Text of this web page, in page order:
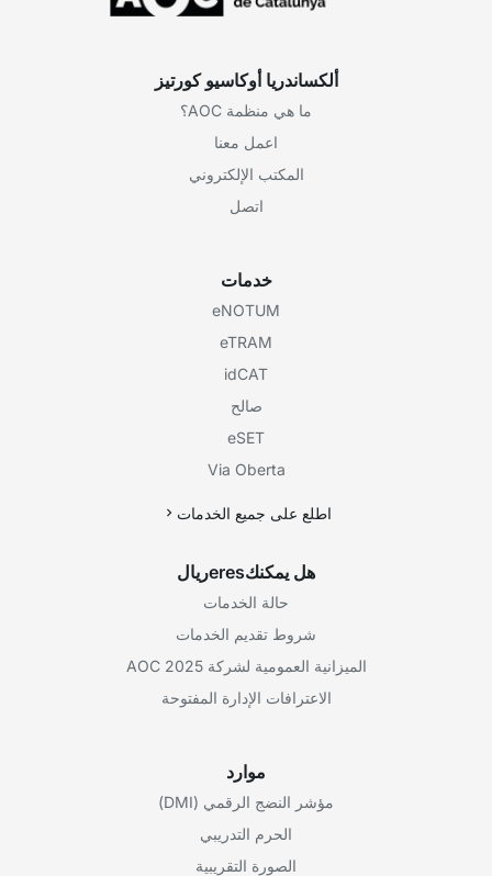
ألكساندريا أوكاسيو كورتيز
ما هي منظمة AOC؟
اعمل معنا
المكتب الإلكتروني
اتصل
خدمات
eNOTUM
eTRAM
idCAT
صالح
eSET
Via Oberta
اطلع على جميع الخدمات
هل يمكنكeresريال
حالة الخدمات
شروط تقديم الخدمات
الميزانية العمومية لشركة AOC 2025
الاعترافات الإدارة المفتوحة
موارد
مؤشر النضج الرقمي (DMI)
الحرم التدريبي
الصورة التقريبية